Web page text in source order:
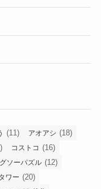
(11) アオアシ (18)
コストコ (16)
ソーパズル (12)
ワー (20)